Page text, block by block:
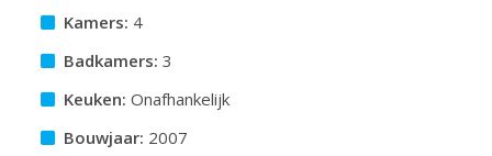
Kamers: 4
Badkamers: 3
Keuken: Onafhankelijk
Bouwjaar: 2007